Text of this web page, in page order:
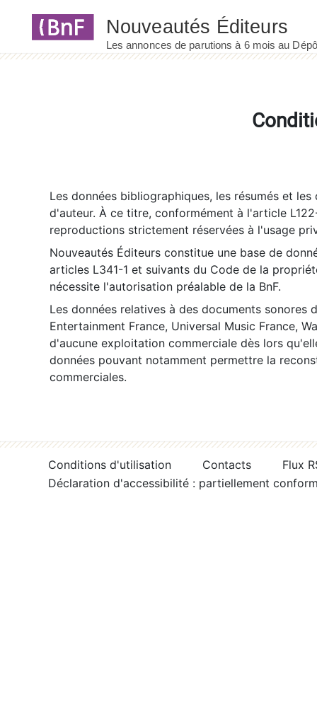
Les données bibliographiques, les résumés et
d'auteur. À ce titre, conformément à l'article
reproductions strictement réservées à l'usage
Nouveautés Éditeurs constitue une base de
articles L341-1 et suivants du Code de la
nécessite l'autorisation préalable de la BnF.
Les données relatives à des documents sonores
Entertainment France, Universal Music France,
d'aucune exploitation commerciale dès lors
données pouvant notamment permettre la
commerciales.
Conditions d'utilisation Contacts
Flux
Déclaration d'accessibilité : partiellement